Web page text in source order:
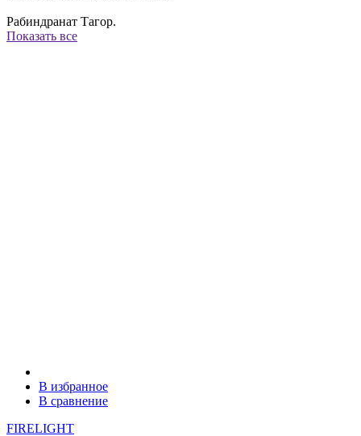
Рабиндранат Тагор.
Показать все
В избранное
В сравнение
FIRELIGHT